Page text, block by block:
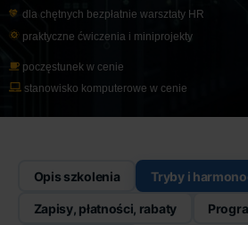
dla chętnych bezpłatnie warsztaty HR
praktyczne ćwiczenia i miniprojekty
poczęstunek w cenie
stanowisko komputerowe w cenie
Opis szkolenia Tryby i
Zapisy, płatności, rabaty